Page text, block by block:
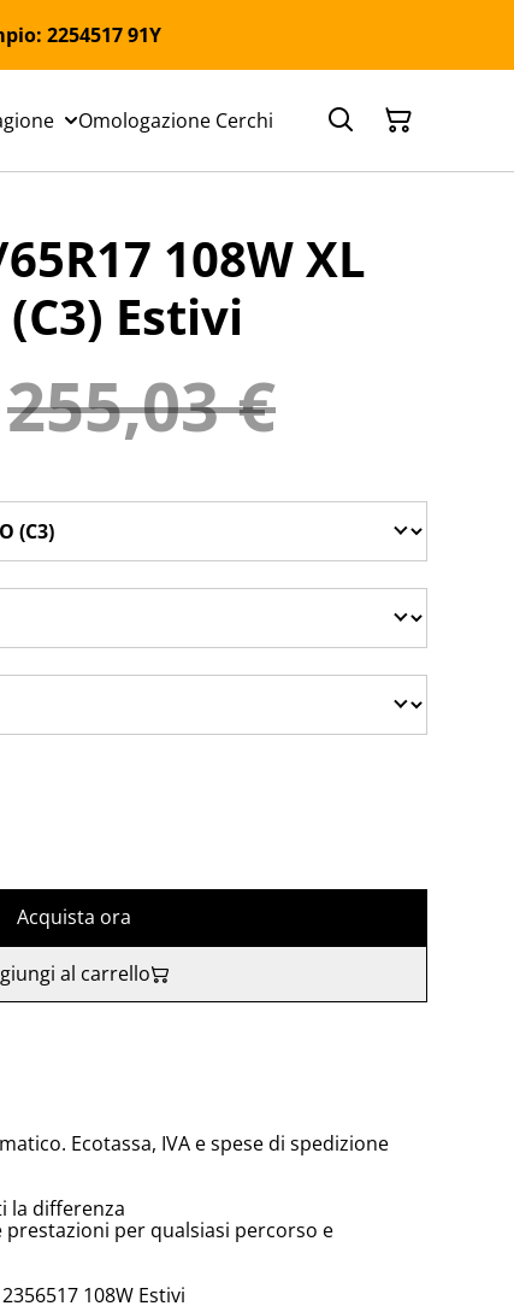
2254517 91Y
Omologazione Cerchi
108W XL
(C3) Estivi
255,03 €
Acquista ora
al carrello
Ecotassa, IVA e spese di spedizione
la differenza
per qualsiasi percorso e
108W Estivi